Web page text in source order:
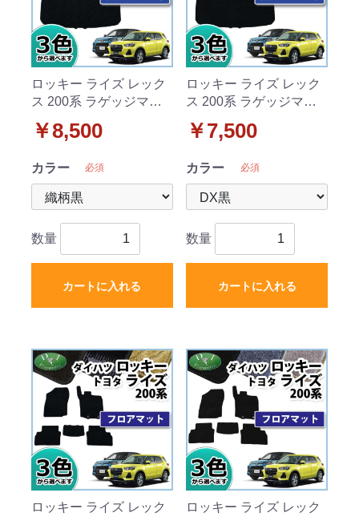
ロッキー ライズ レック
ス 200系 ラゲッジマッ
シリーズ 社外新品
￥8,500
カラー 必須
数量
カートに入れる
ロッキー ライズ レック
ス 200系 ラゲッジマッ
リーズ 社外新品
￥7,500
カラー 必須
数量
カートに入れる
ロッキー ライズ レック
ロッキー ライズ レック